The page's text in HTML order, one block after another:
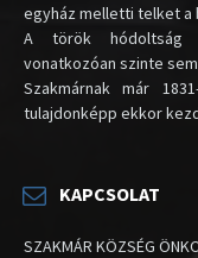
egyház melletti telket a
A török hódoltság
vonatkozóan szinte
Szakmárnak már
tulajdonképp ekkor
KAPCSOLAT
SZAKMÁR KÖZSÉG